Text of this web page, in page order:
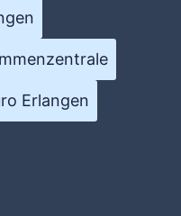
Erlangen